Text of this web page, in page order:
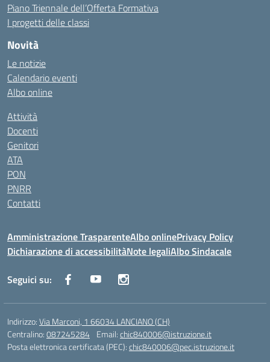
Piano Triennale dell’Offerta Formativa
I progetti delle classi
Novità
Le notizie
Calendario eventi
Albo online
Attività
Docenti
Genitori
ATA
PON
PNRR
Contatti
Amministrazione TrasparenteAlbo onlinePrivacy Policy
Dichiarazione di accessibilitàNote legaliAlbo Sindacale
Seguici su:
Indirizzo:Via Marconi, 1 66034 LANCIANO (CH)
Centralino:087245284 Email:chic840006@istruzione.it
Posta elettronica certificata (PEC):chic840006@pec.istruzione.it